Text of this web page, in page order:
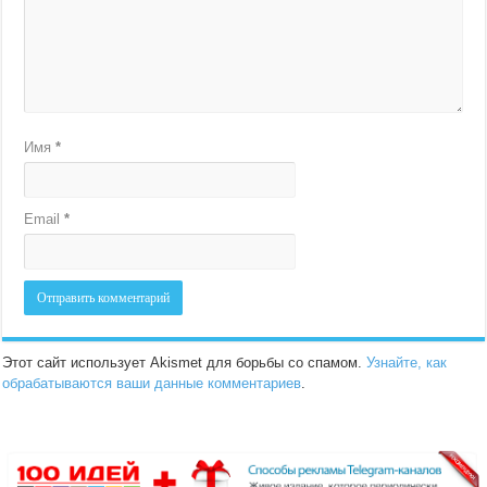
Имя*
Email*
Этот сайт использует Akismet для борьбы со спамом.Узнайте, как
обрабатываются ваши данные комментариев.